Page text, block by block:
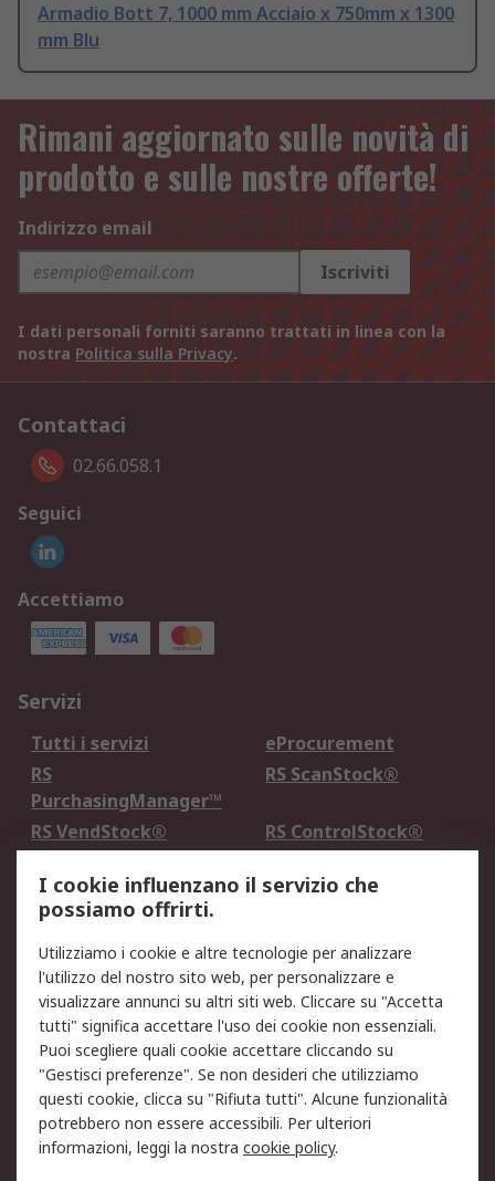
Armadio Bott 7, 1000 mm Acciaio x 750mm x 1300
mm Blu
Rimani aggiornato sulle novità di
prodotto e sulle nostre offerte!
Indirizzo email
Iscriviti
I dati personali forniti saranno trattati in linea con la
nostra Politica sulla Privacy.
Contattaci
02.66.058.1
Seguici
Accettiamo
Servizi
Tutti i servizi
eProcurement
RS
PurchasingManager™
RS ScanStock®
RS VendStock®
RS ControlStock®
Legale
Informativa Cookie
Informativa Privacy -
Aggiornata
Email Security
Termini d'uso
Condizioni di vendita
Condizioni generali di
servizio
Etica e responsabilità
Chi Siamo
I cookie influenzano il servizio che
possiamo offrirti.
Utilizziamo i cookie e altre tecnologie per analizzare
l'utilizzo del nostro sito web, per personalizzare e
visualizzare annunci su altri siti web. Cliccare su "Accetta
tutti" significa accettare l'uso dei cookie non essenziali.
Puoi scegliere quali cookie accettare cliccando su
"Gestisci preferenze". Se non desideri che utilizziamo
questi cookie, clicca su "Rifiuta tutti". Alcune funzionalità
potrebbero non essere accessibili. Per ulteriori
informazioni, leggi la nostra cookie policy.